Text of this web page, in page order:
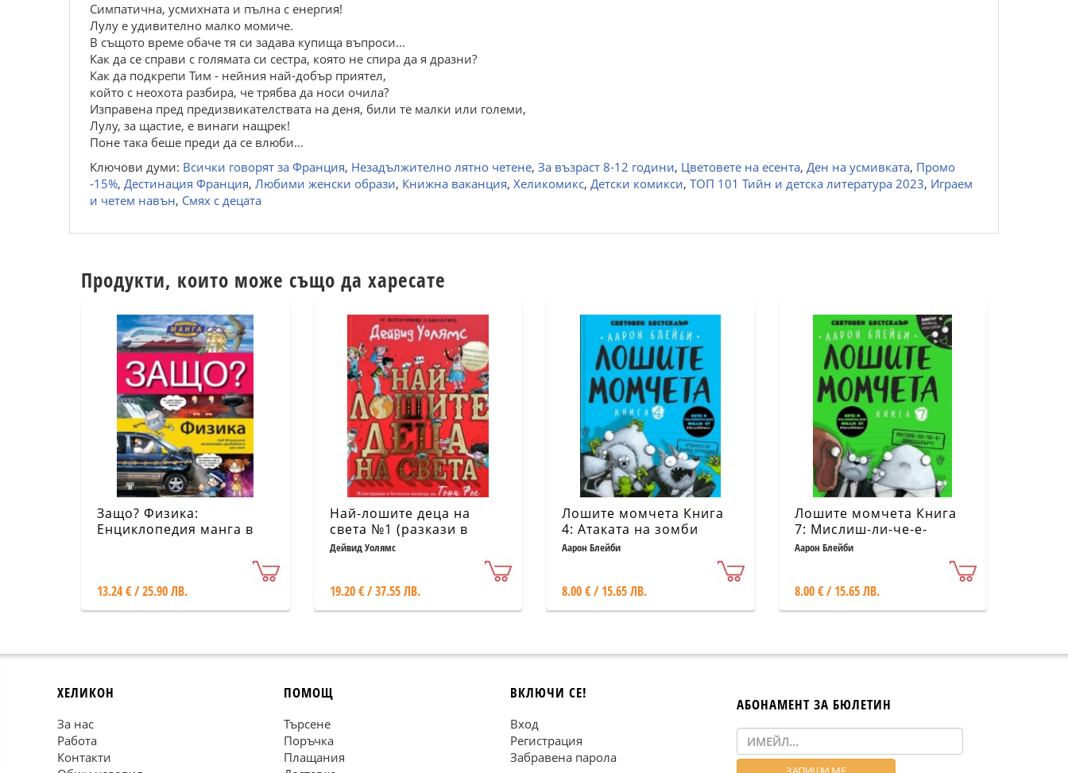
Симпатична, усмихната и пълна с енергия!
Лулу е удивително малко момиче.
В същото време обаче тя си задава купища въпроси...
Как да се справи с голямата си сестра, която не спира да я дразни?
Как да подкрепи Тим - нейния най-добър приятел,
който с неохота разбира, че трябва да носи очила?
Изправена пред предизвикателствата на деня, били те малки или големи,
Лулу, за щастие, е винаги нащрек!
Поне така беше преди да се влюби...
Ключови думи: Всички говорят за Франция, Незадължително лятно четене, За възраст 8-12 години, Цветовете на есента, Ден на усмивката, Промо
-15%, Дестинация Франция, Любими женски образи, Книжна ваканция, Хеликомикс, Детски комикси, ТОП 101 Тийн и детска литература 2023, Играем
и четем навън, Смях с децата
Продукти, които може също да харесате
Защо? Физика:
Енциклопедия манга в
13.24 € / 25.90 ЛВ.
Най-лошите деца на
света №1 (разкази в
картинки)
Дейвид Уолямс
19.20 € / 37.55 ЛВ.
Лошите момчета Книга
4: Атаката на зомби
котетата
Аарон Блейби
8.00 € / 15.65 ЛВ.
Лошите момчета Книга
7: Мислиш-ли-че-е-
динозавър?
Аарон Блейби
8.00 € / 15.65 ЛВ.
ХЕЛИКОН
За нас
Работа
Контакти
ПОМОЩ
Търсене
Поръчка
Плащания
ВКЛЮЧИ СЕ!
Вход
Регистрация
Забравена парола
АБОНАМЕНТ ЗА БЮЛЕТИН